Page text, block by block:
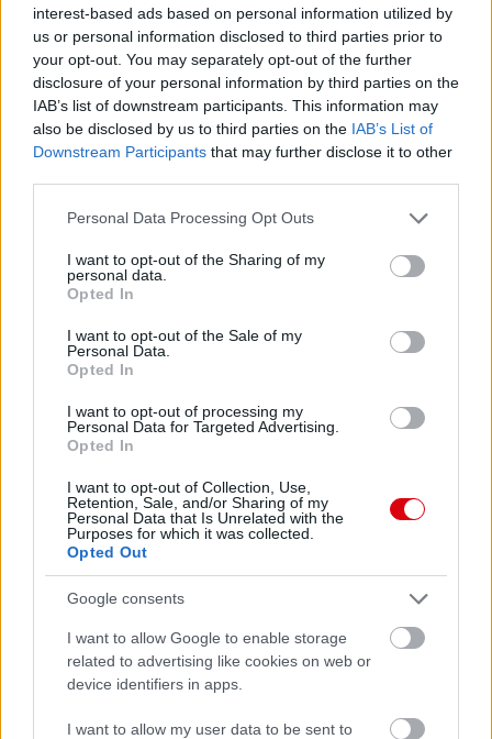
interest-based ads based on personal information utilized by
us or personal information disclosed to third parties prior to
your opt-out. You may separately opt-out of the further
disclosure of your personal information by third parties on the
IAB’s list of downstream participants. This information may
also be disclosed by us to third parties on the IAB’s List of
Downstream Participants that may further disclose it to other
Please note that this website/app uses one or more Google
not limited to your visit or usage behaviour. You may click to
grant or deny consent to Google and its third-party tags to
use your data for below specified purposes in below Google
consent section.
Personal Data Processing Opt Outs
I want to opt-out of the Sharing of my
personal data.
Opted In
I want to opt-out of the Sale of my
Personal Data.
Opted In
I want to opt-out of processing my
Personal Data for Targeted Advertising.
Opted In
I want to opt-out of Collection, Use,
Retention, Sale, and/or Sharing of my
Personal Data that Is Unrelated with the
Purposes for which it was collected.
Opted Out
Google consents
I want to allow Google to enable storage
related to advertising like cookies on web or
device identifiers in apps.
I want to allow my user data to be sent to